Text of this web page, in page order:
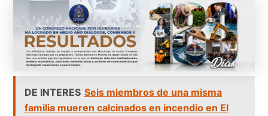
DE INTERES Seis miembros de una misma
familia mueren calcinados en incendio en El